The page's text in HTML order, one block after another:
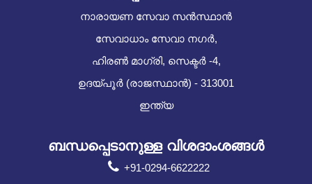
നാരായണ സേവാ സൻസ്ഥാൻ
സേവാധാം സേവാ നഗർ,
ഹിരൺ മാഗ്രി, സെക്ടർ -4,
ഉദയ്പൂർ (രാജസ്ഥാൻ) - 313001
ഇന്ത്യ
ബന്ധപ്പെടാനുള്ള വിശദാംശങ്ങൾ
+91-0294-6622222